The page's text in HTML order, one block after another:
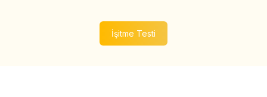
İşitme Testi